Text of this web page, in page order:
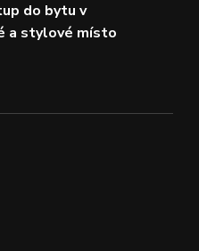
do bytu v
a stylové místo